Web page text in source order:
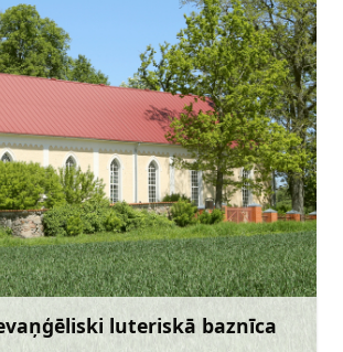
luteriskā baznīca
Uzzināt vairāk